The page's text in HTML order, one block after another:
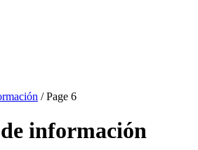
/ Page 6
información